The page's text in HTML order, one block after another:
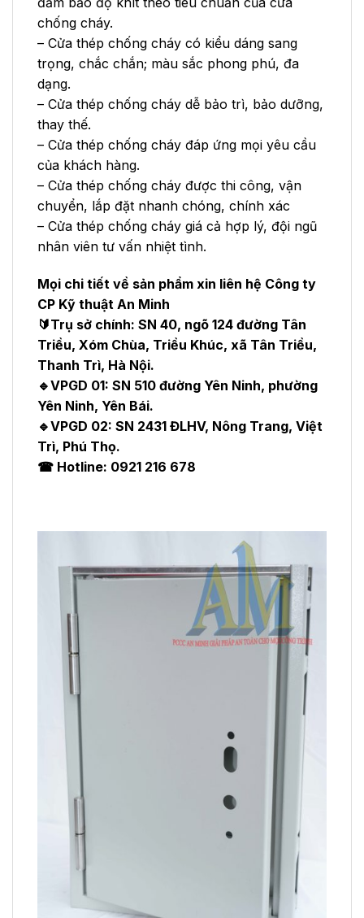
chống cháy.
– Cửa thép chống cháy có kiểu dáng sang
trọng, chắc chắn; màu sắc phong phú, đa
dạng.
– Cửa thép chống cháy dễ bảo trì, bảo dưỡng,
thay thế.
– Cửa thép chống cháy đáp ứng mọi yêu cầu
của khách hàng.
– Cửa thép chống cháy được thi công, vận
chuyển, lắp đặt nhanh chóng, chính xác
– Cửa thép chống cháy giá cả hợp lý, đội ngũ
nhân viên tư vấn nhiệt tình.
Mọi chi tiết về sản phẩm xin liên hệ Công ty
CP Kỹ thuật An Minh
🔰Trụ sở chính: SN 40, ngõ 124 đường Tân
Triều, Xóm Chùa, Triều Khúc, xã Tân Triều,
Thanh Trì, Hà Nội.
🔹VPGD 01: SN 510 đường Yên Ninh, phường
Yên Ninh, Yên Bái.
🔹VPGD 02: SN 2431 ĐLHV, Nông Trang, Việt
Trì, Phú Thọ.
☎ Hotline: 0921 216 678